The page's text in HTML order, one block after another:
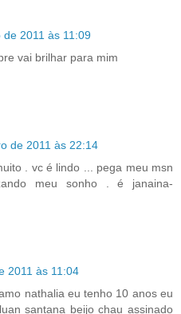
2011 às 11:09
vai brilhar para mim
de 2011 às 22:14
. vc é lindo ... pega meu msn
meu sonho . é janaina-
2011 às 11:04
nathalia eu tenho 10 anos eu
santana beijo chau assinado